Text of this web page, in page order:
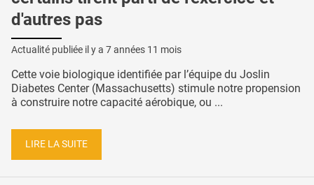
d'autres pas
Actualité publiée il y a 7 années 11 mois
Cette voie biologique identifiée par l’équipe du Joslin
Diabetes Center (Massachusetts) stimule notre propension
à construire notre capacité aérobique, ou ...
LIRE LA SUITE